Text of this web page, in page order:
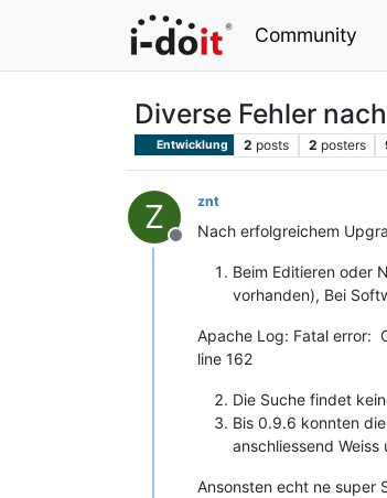
Community
Diverse Fehler
Entwicklung 2 posts 2 posters
Z
Offline
znt
Nach erfolgreichem
Beim Editieren oder
vorhanden), Bei
Apache Log: Fatal error:
line 162
Die Suche findet
Bis 0.9.6 konnten
anschliessend
Ansonsten echt ne super